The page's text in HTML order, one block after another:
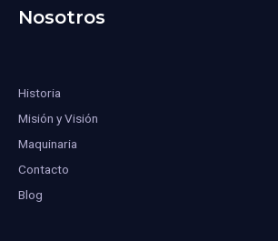
Nosotros
Historia
Misión y Visión
Maquinaria
Contacto
Blog